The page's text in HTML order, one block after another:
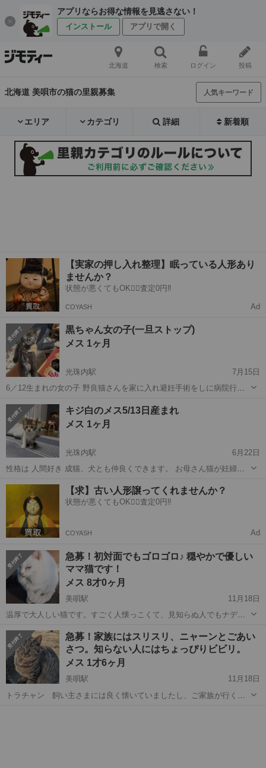
アプリならお得な情報を見逃さない！
インストール アプリで開く
北海道 検索 ログイン 投稿
北海道 美唄市の猫の里親募集 人気キーワード
エリア カテゴリ 詳細 新着順
【実家の押し入れ整理】眠っている人形あり
ませんか？
状態が悪くてもOK🙆‍♀️査定0円‼️
COYASH Ad
黒ちゃん女の子(一旦ストップ)
メス 1ヶ月
光珠内駅
7月15日
6／12生まれの女の子 野良猫さんを家に入れ避妊手術をしに病院行っ
白血病検査クリアしています。 ☆お母さんネコは今月避妊手術予約し
ていますので 今後は里子...
北海道 美唄市 光珠内駅 ワクチン
キジ白のメス5/13日産まれ
メス 1ヶ月
光珠内駅
6月22日
性格は 人間好き 成猫、犬とも仲良くできます。 お母さん猫が妊婦の
くは問い合わせして...
北海道 美唄市 光珠内駅 猫 性格
【求】古い人形譲ってくれませんか？
状態が悪くてもOK🙆‍♀️査定0円‼️
COYASH Ad
急募！初対面でもゴロゴロ♪ 穏やかで優しい
ママ猫です！
メス 8才0ヶ月
美唄駅
11月18日
温厚で大人しい猫です。すごく人懐っこくて、見知らぬ人でもナデナ
ます。 11月に風邪症状あり治療しました。経過観察中です。 飼い主さ
まがご病気で一緒に暮...
北海道 美唄市 美唄駅
急募！家族にはスリスリ、ニャーンとごあい
さつ。知らない人にはちょっぴりビビリ。
メス 1才6ヶ月
美唄駅
11月18日
トラチャン 飼い主さまには良く懐いていましたし、ご家族が行くと